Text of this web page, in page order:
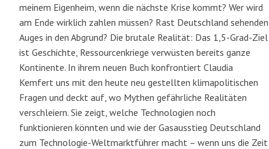
meinem Eigenheim, wenn die nächste Krise kommt? Wer wird
am Ende wirklich zahlen müssen? Rast Deutschland sehenden
Auges in den Abgrund? Die brutale Realität: Das 1,5-Grad-Ziel
ist Geschichte, Ressourcenkriege verwüsten bereits ganze
Kontinente. In ihrem neuen Buch konfrontiert Claudia
Kemfert uns mit den heute neu gestellten klimapolitischen
Fragen und deckt auf, wo Mythen gefährliche Realitäten
verschleiern. Sie zeigt, welche Technologien noch
funktionieren könnten und wie der Gasausstieg Deutschland
zum Technologie-Weltmarktführer macht – wenn uns die Zeit